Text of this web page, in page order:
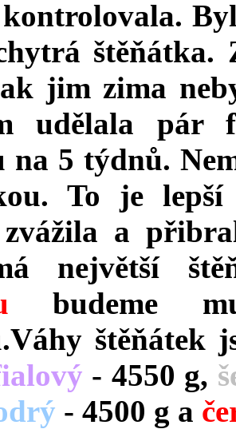
kontrolovala.
jim zima
udělala pár
na 5 týdnů.
To je
zvážila a
největší
budeme
Váhy štěňátek
- 4550 g,
- 4500 g a